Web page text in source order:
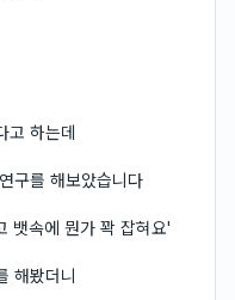
고 하는데
구를 해보았습니다
뱃속에 뭔가 꽉 잡혀요'
해봤더니